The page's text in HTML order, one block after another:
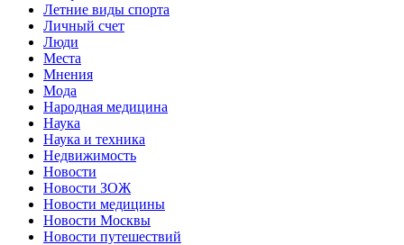
Летние виды спорта
Личный счет
Люди
Места
Мнения
Мода
Народная медицина
Наука
Наука и техника
Недвижимость
Новости
Новости ЗОЖ
Новости медицины
Новости Москвы
Новости путешествий